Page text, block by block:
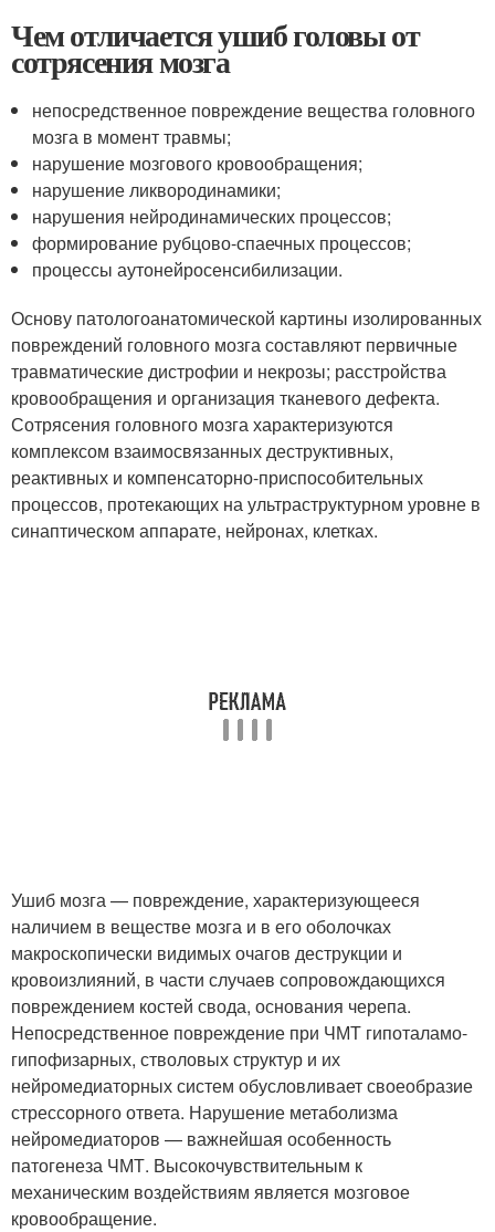
Чем отличается ушиб головы от
сотрясения мозга
непосредственное повреждение вещества головного
мозга в момент травмы;
нарушение мозгового кровообращения;
нарушение ликвородинамики;
нарушения нейродинамических процессов;
формирование рубцово-спаечных процессов;
процессы аутонейросенсибилизации.
Основу патологоанатомической картины изолированных
повреждений головного мозга составляют первичные
травматические дистрофии и некрозы; расстройства
кровообращения и организация тканевого дефекта.
Сотрясения головного мозга характеризуются
комплексом взаимосвязанных деструктивных,
реактивных и компенсаторно-приспособительных
процессов, протекающих на ультраструктурном уровне в
синаптическом аппарате, нейронах, клетках.
Ушиб мозга — повреждение, характеризующееся
наличием в веществе мозга и в его оболочках
макроскопически видимых очагов деструкции и
кровоизлияний, в части случаев сопровождающихся
повреждением костей свода, основания черепа.
Непосредственное повреждение при ЧМТ гипоталамо-
гипофизарных, стволовых структур и их
нейромедиаторных систем обусловливает своеобразие
стрессорного ответа. Нарушение метаболизма
нейромедиаторов — важнейшая особенность
патогенеза ЧМТ. Высокочувствительным к
механическим воздействиям является мозговое
кровообращение.